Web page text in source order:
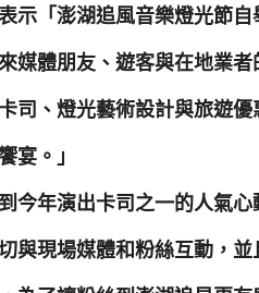
示「澎湖追風音樂燈光節
媒體朋友、遊客與在地業
司、燈光藝術設計與旅遊
宴。」
今年演出卡司之一的人氣
與現場媒體和粉絲互動，